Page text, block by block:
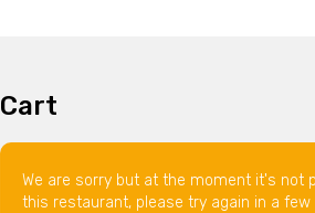
Cart
We are sorry but at the moment it's not
this restaurant, please try again in a